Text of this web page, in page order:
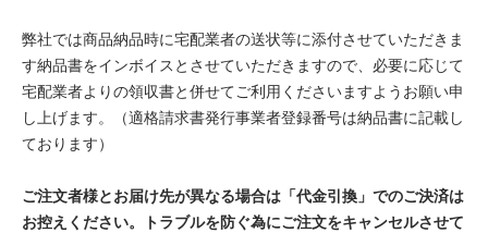
弊社では商品納品時に宅配業者の送状等に添付させていただきま
す納品書をインボイスとさせていただきますので、必要に応じて
宅配業者よりの領収書と併せてご利用くださいますようお願い申
し上げます。（適格請求書発行事業者登録番号は納品書に記載し
ております）
ご注文者様とお届け先が異なる場合は「代金引換」でのご決済は
お控えください。トラブルを防ぐ為にご注文をキャンセルさせて